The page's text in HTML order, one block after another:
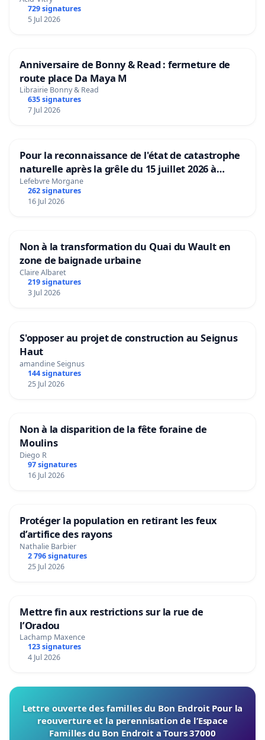
729 signatures
5 Jul 2026
Anniversaire de Bonny & Read : fermeture de
route place Da Maya M
Librairie Bonny & Read
635 signatures
7 Jul 2026
Pour la reconnaissance de l'état de catastrophe
naturelle après la grêle du 15 juillet 2026 à
Aubenas et ses alentours
Lefebvre Morgane
262 signatures
16 Jul 2026
Non à la transformation du Quai du Wault en
zone de baignade urbaine
Claire Albaret
219 signatures
3 Jul 2026
S'opposer au projet de construction au Seignus
Haut
amandine Seignus
144 signatures
25 Jul 2026
Non à la disparition de la fête foraine de
Moulins
Diego R
97 signatures
16 Jul 2026
Protéger la population en retirant les feux
d’artifice des rayons
Nathalie Barbier
2 796 signatures
25 Jul 2026
Mettre fin aux restrictions sur la rue de
l’Oradou
Lachamp Maxence
123 signatures
4 Jul 2026
Lettre ouverte des familles du Bon Endroit Pour la
reouverture et la perennisation de l’Espace
Familles du Bon Endroit a Tours 37000